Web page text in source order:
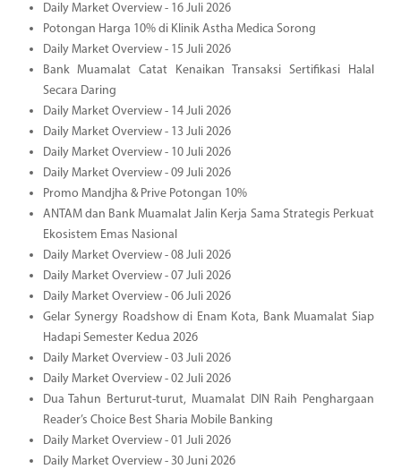
Daily Market Overview - 16 Juli 2026
Potongan Harga 10% di Klinik Astha Medica Sorong
Daily Market Overview - 15 Juli 2026
Bank Muamalat Catat Kenaikan Transaksi Sertifikasi Halal
Secara Daring
Daily Market Overview - 14 Juli 2026
Daily Market Overview - 13 Juli 2026
Daily Market Overview - 10 Juli 2026
Daily Market Overview - 09 Juli 2026
Promo Mandjha & Prive Potongan 10%
ANTAM dan Bank Muamalat Jalin Kerja Sama Strategis Perkuat
Ekosistem Emas Nasional
Daily Market Overview - 08 Juli 2026
Daily Market Overview - 07 Juli 2026
Daily Market Overview - 06 Juli 2026
Gelar Synergy Roadshow di Enam Kota, Bank Muamalat Siap
Hadapi Semester Kedua 2026
Daily Market Overview - 03 Juli 2026
Daily Market Overview - 02 Juli 2026
Dua Tahun Berturut-turut, Muamalat DIN Raih Penghargaan
Reader’s Choice Best Sharia Mobile Banking
Daily Market Overview - 01 Juli 2026
Daily Market Overview - 30 Juni 2026